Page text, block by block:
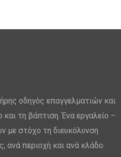
οδηγός επαγγελματιών και
τη βάπτιση. Ένα εργαλείο –
με στόχο τη διευκόλυνση
ανά περιοχή και ανά κλάδο.